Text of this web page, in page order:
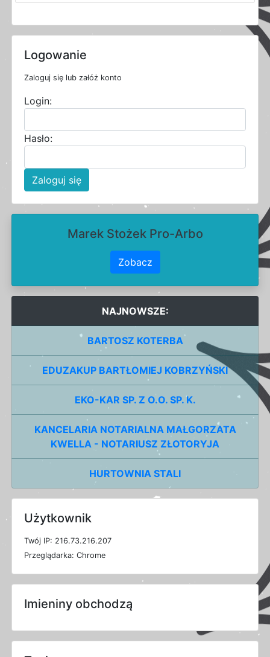
Logowanie
Zaloguj się lub załóż konto
Login:
Hasło:
Zaloguj się
Marek Stożek Pro-Arbo
Zobacz
NAJNOWSZE:
BARTOSZ KOTERBA
EDUZAKUP BARTŁOMIEJ KOBRZYŃSKI
EKO-KAR SP. Z O.O. SP. K.
KANCELARIA NOTARIALNA MAŁGORZATA
KWELLA - NOTARIUSZ ZŁOTORYJA
HURTOWNIA STALI
Użytkownik
Twój IP: 216.73.216.207
Przeglądarka: Chrome
Imieniny obchodzą